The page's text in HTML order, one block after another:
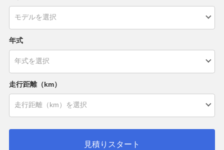
年式
走行距離（km）
見積りスタート